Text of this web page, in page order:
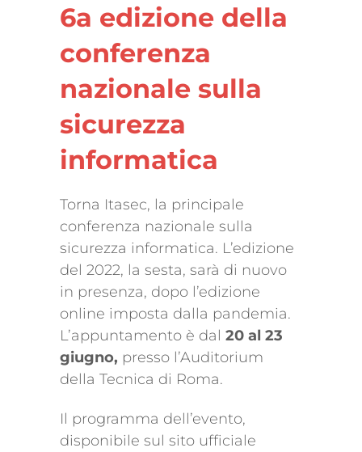
6a edizione della
conferenza
nazionale sulla
sicurezza
informatica
Torna Itasec, la principale
conferenza nazionale sulla
sicurezza informatica. L’edizione
del 2022, la sesta, sarà di nuovo
in presenza, dopo l’edizione
online imposta dalla pandemia.
L’appuntamento è dal 20 al 23
giugno, presso l’Auditorium
della Tecnica di Roma.
Il programma dell’evento,
disponibile sul sito ufficiale